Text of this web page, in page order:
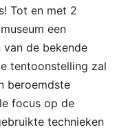
Tot en met 2
een
de bekende
tentoonstelling zal
beroemdste
focus op de
technieken